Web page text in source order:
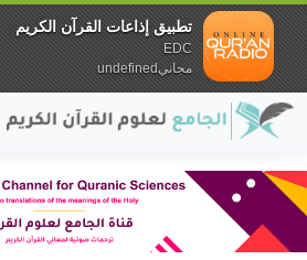
تطبيق إذاعات القرآن الكريم
EDC
مجانيundefined